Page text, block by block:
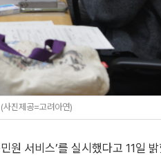
진제공=고려아연)
원 서비스’를 실시했다고 11일